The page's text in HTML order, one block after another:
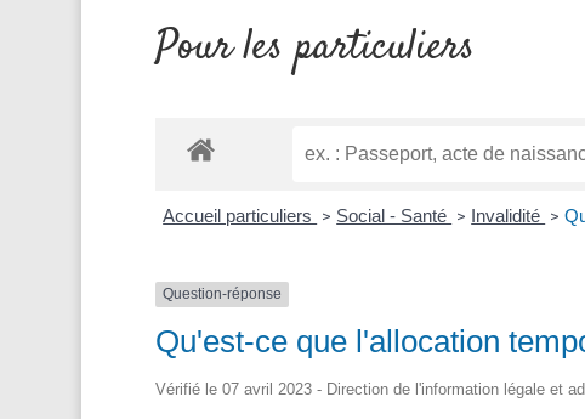
Pour les particuliers
Accueil particuliers > Social - Santé > Invalidité >
Question-réponse
Qu'est-ce que l'allocation
Vérifié le 07 avril 2023 - Direction de l'information légale et